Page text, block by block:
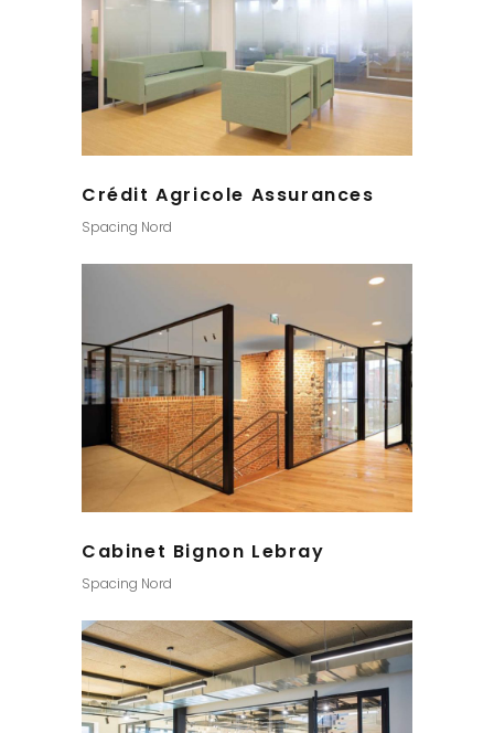
Crédit Agricole Assurances
Spacing Nord
Cabinet Bignon Lebray
Spacing Nord